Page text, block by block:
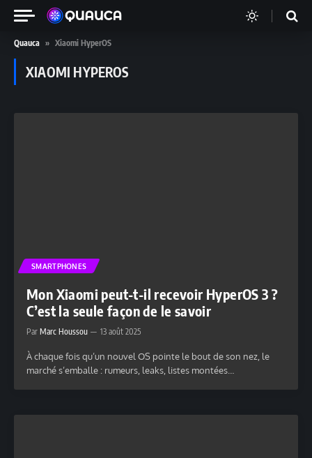
Quauca » Xiaomi HyperOS
XIAOMI HYPEROS
SMARTPHONES
Mon Xiaomi peut-t-il recevoir HyperOS 3 ?
C’est la seule façon de le savoir
Par Marc Houssou 13 août 2025
À chaque fois qu’un nouvel OS pointe le bout de son nez, le
marché s’emballe : rumeurs, leaks, listes montées…